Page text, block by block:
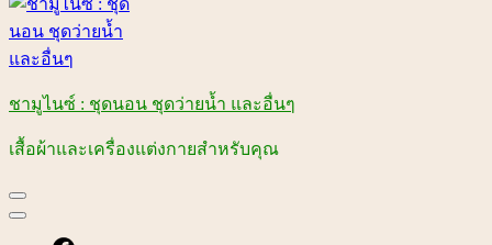
ชามูไนซ์ : ชุดนอน ชุดว่ายน้ำ และอื่นๆ
เสื้อผ้าและเครื่องแต่งกายสำหรับคุณ